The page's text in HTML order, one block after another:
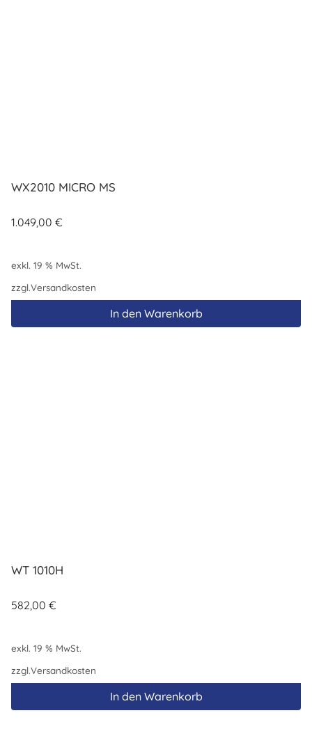
WX2010 MICRO MS
1.049,00 €
exkl. 19 % MwSt.
zzgl.Versandkosten
In den Warenkorb
WT 1010H
582,00 €
exkl. 19 % MwSt.
zzgl.Versandkosten
In den Warenkorb